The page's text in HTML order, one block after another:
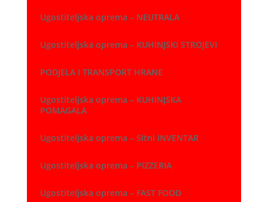
Ugostiteljska oprema – NEUTRALA
Ugostiteljska oprema – KUHINJSKI STROJEVI
PODJELA I TRANSPORT HRANE
Ugostiteljska oprema – KUHINJSKA
POMAGALA
Ugostiteljska oprema – Sitni INVENTAR
Ugostiteljska oprema – PIZZERIA
Ugostiteljska oprema – FAST FOOD